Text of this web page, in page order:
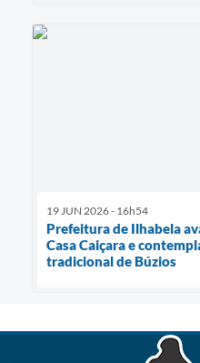
19 JUN 2026 - 16h54
Prefeitura de Ilhabela
Casa Caiçara e
tradicional de Búzios